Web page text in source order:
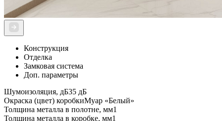
Конструкция
Отделка
Замковая система
Доп. параметры
Шумоизоляция, дБ35 дБ
Окраска (цвет) коробкиМуар «Белый»
Толщина металла в полотне, мм1
Толщина металла в коробке, мм1